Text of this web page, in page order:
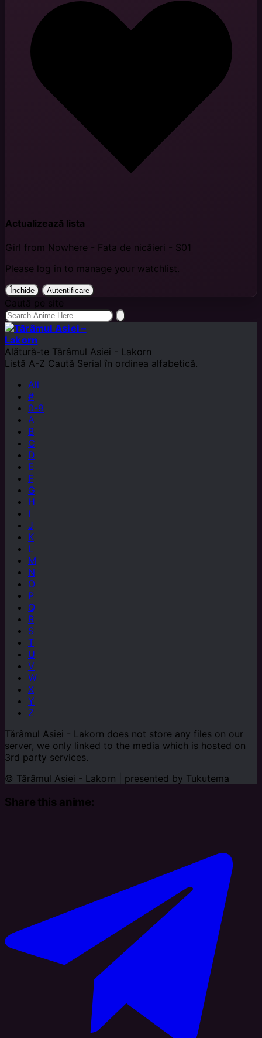
Actualizează lista
Girl from Nowhere - Fata de nicăieri - S01
Please log in to manage your watchlist.
Închide Autentificare
Caută pe site
Alătură-te Tărâmul Asiei - Lakorn
Listă A-Z Caută Serial în ordinea alfabetică.
All
#
0-9
A
B
C
D
E
F
G
H
I
J
K
L
M
N
O
P
Q
R
S
T
U
V
W
X
Y
Z
Tărâmul Asiei - Lakorn does not store any files on our
server, we only linked to the media which is hosted on
3rd party services.
© Tărâmul Asiei - Lakorn | presented by Tukutema
Share this anime: